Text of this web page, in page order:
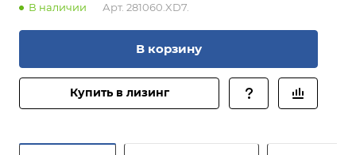
В наличии Арт. 281060.XD7.
В корзину
Купить в лизинг